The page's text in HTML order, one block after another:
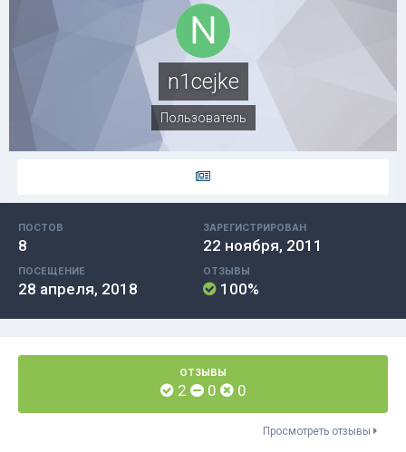
n1cejke
Пользователь
ПОСТОВ
8
ЗАРЕГИСТРИРОВАН
22 ноября, 2011
ПОСЕЩЕНИЕ
28 апреля, 2018
ОТЗЫВЫ
100%
ОТЗЫВЫ
2 0 0
Просмотреть отзывы